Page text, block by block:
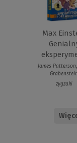
Max
James
Grabenstein
zygzaki